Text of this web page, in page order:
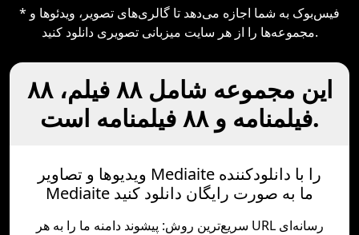
* فیس‌بوک به شما اجازه می‌دهد تا گالری‌های تصویر، ویدئوها و
مجموعه‌ها را از هر سایت میزبانی تصویری دانلود کنید.
این مجموعه شامل ۸۸ فیلم، ۸۸
فیلمنامه و ۸۸ فیلمنامه است.
ویدیوها و تصاویر Mediaite را با دانلودکننده
Mediaite ما به صورت رایگان دانلود کنید
سریع‌ترین روش: پیشوند دامنه ما را به هر URL رسانه‌ای